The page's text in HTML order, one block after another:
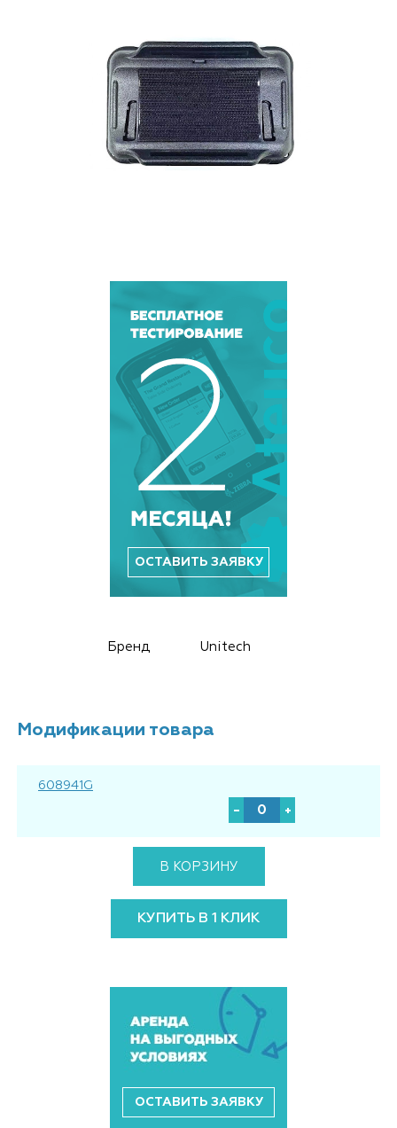
Бренд Unitech
ОСТАВИТЬ ЗАЯВКУ
Модификации товара
608941G
В КОРЗИНУ
КУПИТЬ В 1 КЛИК
ОСТАВИТЬ ЗАЯВКУ